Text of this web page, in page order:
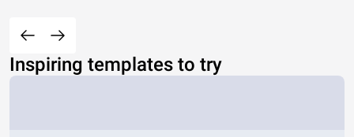
Inspiring templates to try